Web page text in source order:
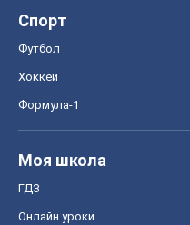
Спорт
Футбол
Хоккей
Формула-1
Моя школа
ГДЗ
Онлайн уроки